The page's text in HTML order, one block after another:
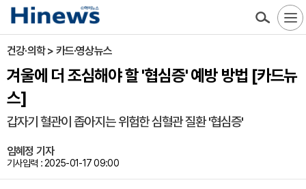
건강·의학 > 카드·영상뉴스
겨울에 더 조심해야 할 '협심증' 예방 방법 [카드뉴
스]
갑자기 혈관이 좁아지는 위험한 심혈관 질환 '협심증'
임혜정 기자
기사입력 : 2025-01-17 09:00